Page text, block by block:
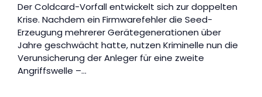
Der Coldcard-Vorfall entwickelt sich zur doppelten
Krise. Nachdem ein Firmwarefehler die Seed-
Erzeugung mehrerer Gerätegenerationen über
Jahre geschwächt hatte, nutzen Kriminelle nun die
Verunsicherung der Anleger für eine zweite
Angriffswelle –…